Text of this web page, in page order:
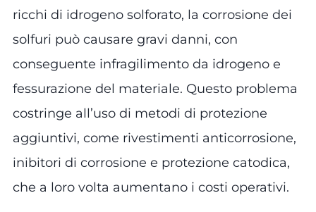
ricchi di idrogeno solforato, la corrosione dei
solfuri può causare gravi danni, con
conseguente infragilimento da idrogeno e
fessurazione del materiale. Questo problema
costringe all’uso di metodi di protezione
aggiuntivi, come rivestimenti anticorrosione,
inibitori di corrosione e protezione catodica,
che a loro volta aumentano i costi operativi.